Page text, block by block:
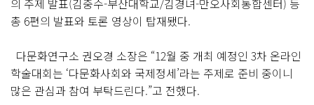
의 주제 발표(김중수-부산대학교/김경녀-만오사회통합센터) 등
총 6편의 발표와 토론 영상이 탑재됐다.
다문화연구소 권오경 소장은 “12월 중 개최 예정인 3차 온라인
학술대회는 ‘다문화사회와 국제정세’라는 주제로 준비 중이니
많은 관심과 참여 부탁드린다.”고 전했다.